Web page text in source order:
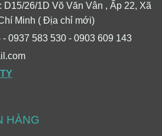
: D15/26/1D Võ Văn Vân , Ấp 22, Xã
Minh ( Địa chỉ mới)
- 0937 583 530 - 0903 609 143
HÀNG